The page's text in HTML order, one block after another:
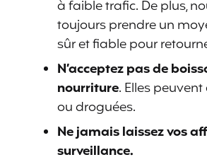
à faible trafic. De plus,
toujours prendre un
sûr et fiable pour
N’acceptez pas de
nourriture. Elles
ou droguées.
Ne jamais laissez vos
surveillance.